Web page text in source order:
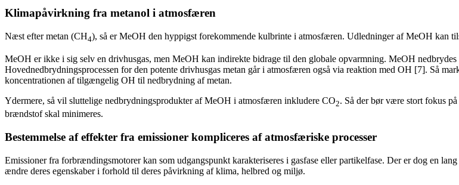
Klimapåvirkning fra metanol i atmosfæren
Næst efter metan (CH4), så er MeOH den hyppigst forekommende kulbrinte i atmosfæren. Udledninger af MeOH kan
MeOH er ikke i sig selv en drivhusgas, men MeOH kan indirekte bidrage til den globale opvarmning. MeOH
Hovednedbrydningsprocessen for den potente drivhusgas metan går i atmosfæren også via reaktion med OH [7]. Så
koncentrationen af tilgængelig OH til nedbrydning af metan.
Ydermere, så vil sluttelige nedbrydningsprodukter af MeOH i atmosfæren inkludere CO2. Så der bør være stort fokus
brændstof skal minimeres.
Bestemmelse af effekter fra emissioner kompliceres af atmosfæriske processer
Emissioner fra forbrændingsmotorer kan som udgangspunkt karakteriseres i gasfase eller partikelfase. Der er dog en
ændre deres egenskaber i forhold til deres påvirkning af klima, helbred og miljø.